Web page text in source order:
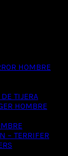
HOMBRE
TIJERA
HOMBRE
– TERRIFER